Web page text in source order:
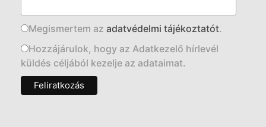
Megismertem az adatvédelmi tájékoztatót.
Hozzájárulok, hogy az Adatkezelő hírlevél
küldés céljából kezelje az adataimat.